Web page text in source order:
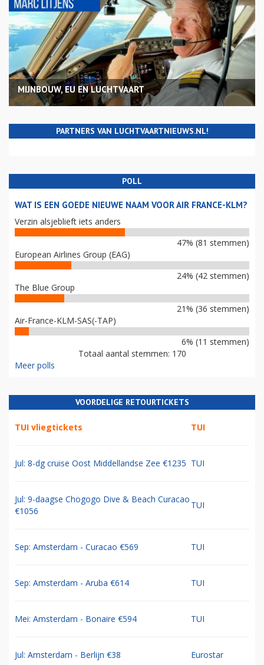
MIJNBOUW, EU EN LUCHTVAART
PARTNERS VAN LUCHTVAARTNIEUWS.NL!
POLL
WAT IS EEN GOEDE NIEUWE NAAM VOOR AIR FRANCE-KLM?
Verzin alsjeblieft iets anders
47% (81 stemmen)
European Airlines Group (EAG)
24% (42 stemmen)
The Blue Group
21% (36 stemmen)
Air-France-KLM-SAS(-TAP)
6% (11 stemmen)
Totaal aantal stemmen: 170
Meer polls
VOORDELIGE RETOURTICKETS
TUI vliegtickets TUI
Jul: 8-dg cruise Oost Middellandse Zee €1235 TUI
Jul: 9-daagse Chogogo Dive & Beach Curacao
€1056
TUI
Sep: Amsterdam - Curacao €569 TUI
Sep: Amsterdam - Aruba €614 TUI
Mei: Amsterdam - Bonaire €594 TUI
Jul: Amsterdam - Berlijn €38 Eurostar